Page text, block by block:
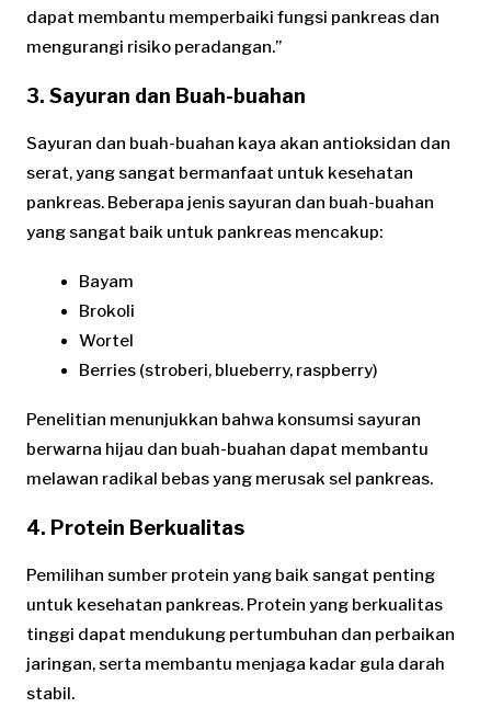
dapat membantu memperbaiki fungsi pankreas dan
mengurangi risiko peradangan.”
3. Sayuran dan Buah-buahan
Sayuran dan buah-buahan kaya akan antioksidan dan
serat, yang sangat bermanfaat untuk kesehatan
pankreas. Beberapa jenis sayuran dan buah-buahan
yang sangat baik untuk pankreas mencakup:
Bayam
Brokoli
Wortel
Berries (stroberi, blueberry, raspberry)
Penelitian menunjukkan bahwa konsumsi sayuran
berwarna hijau dan buah-buahan dapat membantu
melawan radikal bebas yang merusak sel pankreas.
4. Protein Berkualitas
Pemilihan sumber protein yang baik sangat penting
untuk kesehatan pankreas. Protein yang berkualitas
tinggi dapat mendukung pertumbuhan dan perbaikan
jaringan, serta membantu menjaga kadar gula darah
stabil.